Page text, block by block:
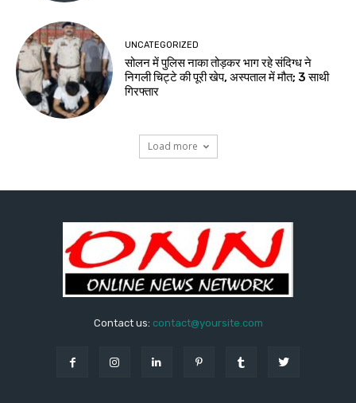
UNCATEGORIZED
सोलन में पुलिस नाका तोड़कर भाग रहे संदिग्ध ने
निगली चिट्टे की पूरी खेप, अस्पताल में मौत; 3 साथी
गिरफ्तार
Load more
Contact us: contact@yoursite.com